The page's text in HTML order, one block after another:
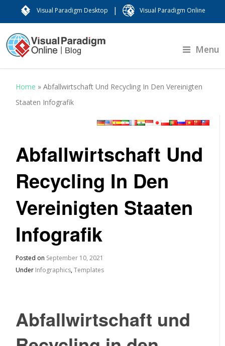
Visual Paradigm Desktop | Visual Paradigm Online
Menu
Home »Abfallwirtschaft Und Recycling In Den Vereinigten
Staaten Infografik
Abfallwirtschaft Und
Recycling In Den
Vereinigten Staaten
Infografik
Posted on September 10, 2021
Under Infographics,Templates
Abfallwirtschaft und